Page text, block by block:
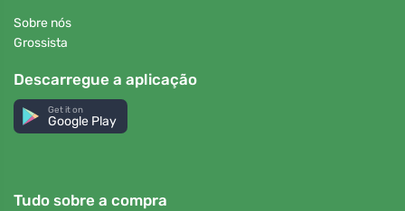
Sobre nós
Grossista
Descarregue a aplicação
Get it on
Google Play
Tudo sobre a compra